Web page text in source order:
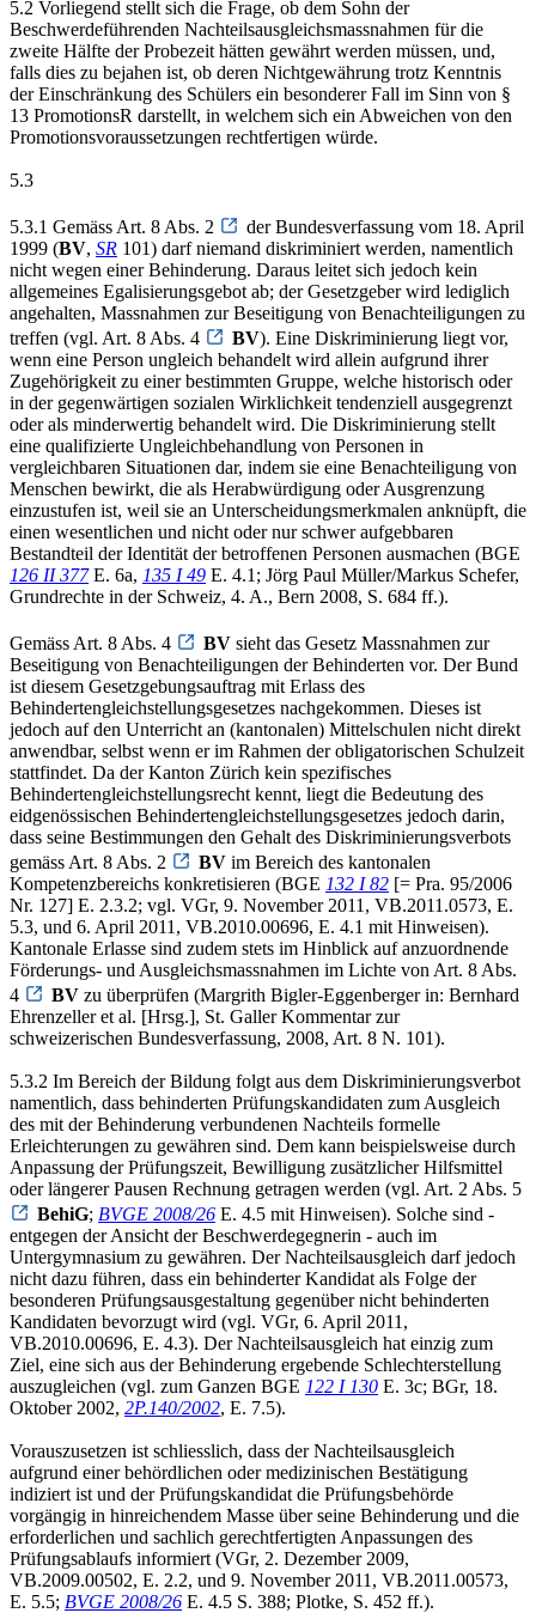
5.2 Vorliegend stellt sich die Frage, ob dem Sohn der
Beschwerdeführenden Nachteilsausgleichsmassnahmen für die
zweite Hälfte der Probezeit hätten gewährt werden müssen, und,
falls dies zu bejahen ist, ob deren Nichtgewährung trotz Kenntnis
der Einschränkung des Schülers ein besonderer Fall im Sinn von §
13 PromotionsR darstellt, in welchem sich ein Abweichen von den
Promotionsvoraussetzungen rechtfertigen würde.
5.3
5.3.1 Gemäss Art. 8 Abs. 2
der Bundesverfassung vom 18. April
1999 (BV, SR 101) darf niemand diskriminiert werden, namentlich
nicht wegen einer Behinderung. Daraus leitet sich jedoch kein
allgemeines Egalisierungsgebot ab; der Gesetzgeber wird lediglich
angehalten, Massnahmen zur Beseitigung von Benachteiligungen zu
treffen (vgl. Art. 8 Abs. 4
BV). Eine Diskriminierung liegt vor,
wenn eine Person ungleich behandelt wird allein aufgrund ihrer
Zugehörigkeit zu einer bestimmten Gruppe, welche historisch oder
in der gegenwärtigen sozialen Wirklichkeit tendenziell ausgegrenzt
oder als minderwertig behandelt wird. Die Diskriminierung stellt
eine qualifizierte Ungleichbehandlung von Personen in
vergleichbaren Situationen dar, indem sie eine Benachteiligung von
Menschen bewirkt, die als Herabwürdigung oder Ausgrenzung
einzustufen ist, weil sie an Unterscheidungsmerkmalen anknüpft, die
einen wesentlichen und nicht oder nur schwer aufgebbaren
Bestandteil der Identität der betroffenen Personen ausmachen (BGE
126 II 377E. 6a, 135 I 49 E. 4.1; Jörg Paul Müller/Markus Schefer,
Grundrechte in der Schweiz, 4. A., Bern 2008, S. 684 ff.).
Gemäss Art. 8 Abs. 4 BV sieht das Gesetz Massnahmen zur
Beseitigung von Benachteiligungen der Behinderten vor. Der Bund
ist diesem Gesetzgebungsauftrag mit Erlass des
Behindertengleichstellungsgesetzes nachgekommen. Dieses ist
jedoch auf den Unterricht an (kantonalen) Mittelschulen nicht direkt
anwendbar, selbst wenn er im Rahmen der obligatorischen Schulzeit
stattfindet. Da der Kanton Zürich kein spezifisches
Behindertengleichstellungsrecht kennt, liegt die Bedeutung des
eidgenössischen Behindertengleichstellungsgesetzes jedoch darin,
dass seine Bestimmungen den Gehalt des Diskriminierungsverbots
gemäss Art. 8 Abs. 2
BV im Bereich des kantonalen
Kompetenzbereichs konkretisieren (BGE 132 I 82 [= Pra. 95/2006
Nr. 127] E. 2.3.2; vgl. VGr, 9. November 2011, VB.2011.0573, E.
5.3, und 6. April 2011, VB.2010.00696, E. 4.1 mit Hinweisen).
Kantonale Erlasse sind zudem stets im Hinblick auf anzuordnende
Förderungs- und Ausgleichsmassnahmen im Lichte von Art. 8 Abs.
4
BV zu überprüfen (Margrith Bigler-Eggenberger in: Bernhard
Ehrenzeller et al. [Hrsg.], St. Galler Kommentar zur
schweizerischen Bundesverfassung, 2008, Art. 8 N. 101).
5.3.2 Im Bereich der Bildung folgt aus dem Diskriminierungsverbot
namentlich, dass behinderten Prüfungskandidaten zum Ausgleich
des mit der Behinderung verbundenen Nachteils formelle
Erleichterungen zu gewähren sind. Dem kann beispielsweise durch
Anpassung der Prüfungszeit, Bewilligung zusätzlicher Hilfsmittel
oder längerer Pausen Rechnung getragen werden (vgl. Art. 2 Abs. 5
BehiG; BVGE 2008/26 E. 4.5 mit Hinweisen). Solche sind -
entgegen der Ansicht der Beschwerdegegnerin - auch im
Untergymnasium zu gewähren. Der Nachteilsausgleich darf jedoch
nicht dazu führen, dass ein behinderter Kandidat als Folge der
besonderen Prüfungsausgestaltung gegenüber nicht behinderten
Kandidaten bevorzugt wird (vgl. VGr, 6. April 2011,
VB.2010.00696, E. 4.3). Der Nachteilsausgleich hat einzig zum
Ziel, eine sich aus der Behinderung ergebende Schlechterstellung
auszugleichen (vgl. zum Ganzen BGE 122 I 130 E. 3c; BGr, 18.
Oktober 2002, 2P.140/2002, E. 7.5).
Vorauszusetzen ist schliesslich, dass der Nachteilsausgleich
aufgrund einer behördlichen oder medizinischen Bestätigung
indiziert ist und der Prüfungskandidat die Prüfungsbehörde
vorgängig in hinreichendem Masse über seine Behinderung und die
erforderlichen und sachlich gerechtfertigten Anpassungen des
Prüfungsablaufs informiert (VGr, 2. Dezember 2009,
VB.2009.00502, E. 2.2, und 9. November 2011, VB.2011.00573,
E. 5.5; BVGE 2008/26 E. 4.5 S. 388; Plotke, S. 452 ff.).